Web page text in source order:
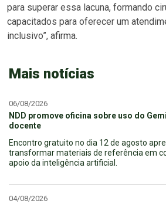
para superar essa lacuna, formando
capacitados para oferecer um
inclusivo”, afirma.
Mais notícias
06/08/2026
NDD promove oficina sobre uso do
docente
Encontro gratuito no dia 12 de agosto
transformar materiais de referência em
apoio da inteligência artificial.
04/08/2026